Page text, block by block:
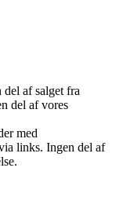
af salget fra
del af vores
med
links. Ingen del af